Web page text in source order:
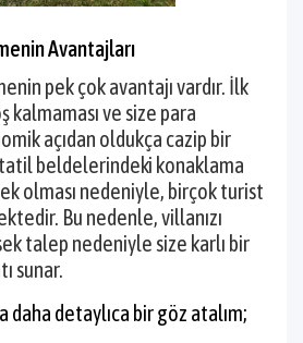
Avantajları
pek çok avantajı vardır. İlk
kalmaması ve size para
açıdan oldukça cazip bir
beldelerindeki konaklama
olması nedeniyle, birçok turist
Bu nedenle, villanızı
talep nedeniyle size karlı bir
sunar.
daha detaylıca bir göz atalım;